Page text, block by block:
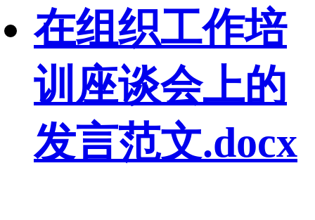
在组织工作培
训座谈会上的
发言范文.docx